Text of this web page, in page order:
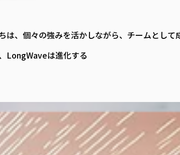
、個々の強みを活かしながら、チームとして
LongWaveは進化する